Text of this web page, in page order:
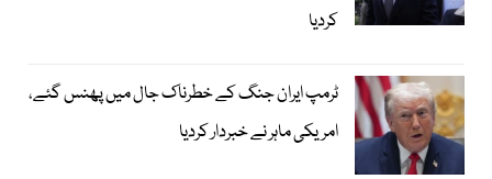
کردیا
ٹرمپ ایران جنگ کے خطرناک جال میں پھنس گئے،
امریکی ماہر نے خبردار کردیا